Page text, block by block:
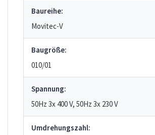
Baureihe:
Movitec-V
Baugröße:
010/01
Spannung:
50Hz 3x 400 V, 50Hz 3x 230 V
Umdrehungszahl: